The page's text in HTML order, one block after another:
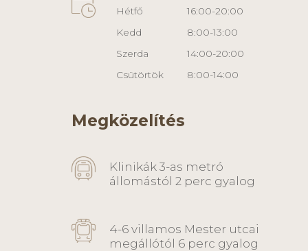
Hétfő
16:00-20:00
Kedd
8:00-13:00
Szerda
14:00-20:00
Csütörtök
8:00-14:00
Megközelítés
Klinikák 3-as metró
állomástól 2 perc gyalog
4-6 villamos Mester utcai
megállótól 6 perc gyalog